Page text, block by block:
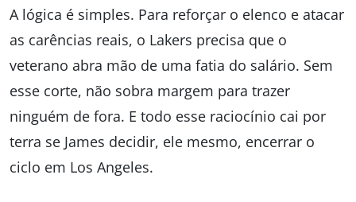
A lógica é simples. Para reforçar o elenco e atacar
as carências reais, o Lakers precisa que o
veterano abra mão de uma fatia do salário. Sem
esse corte, não sobra margem para trazer
ninguém de fora. E todo esse raciocínio cai por
terra se James decidir, ele mesmo, encerrar o
ciclo em Los Angeles.